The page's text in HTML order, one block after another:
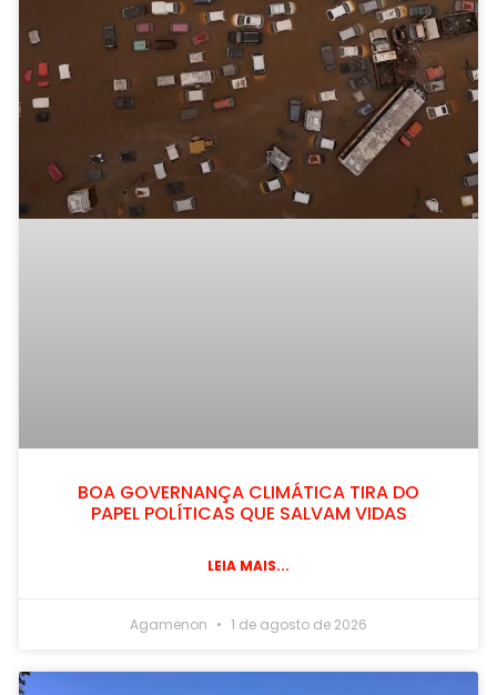
BOA GOVERNANÇA CLIMÁTICA TIRA DO
PAPEL POLÍTICAS QUE SALVAM VIDAS
LEIA MAIS...
Agamenon 1 de agosto de 2026